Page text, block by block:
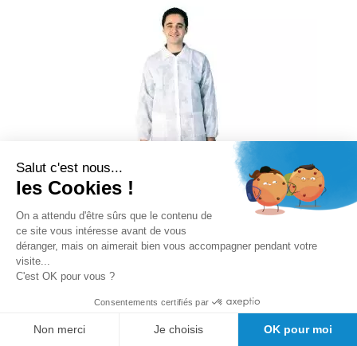
promotion 12%
Blouse de protection LCH
PROFILAB non stérile 50 unités
Salut c'est nous...
les Cookies !
On a attendu d'être sûrs que le contenu de
ce site vous intéresse avant de vous
déranger, mais on aimerait bien vous accompagner pendant votre
visite...
C'est OK pour vous ?
Consentements certifiés par
Non merci Je choisis OK pour moi